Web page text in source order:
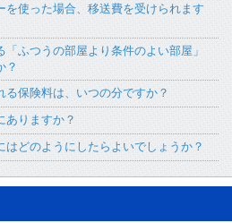
を使った場合、移送費を受けられます
「ふつうの部屋より条件のよい部屋」
？
る保険料は、いつの分ですか？
ありますか？
はどのようにしたらよいでしょうか？